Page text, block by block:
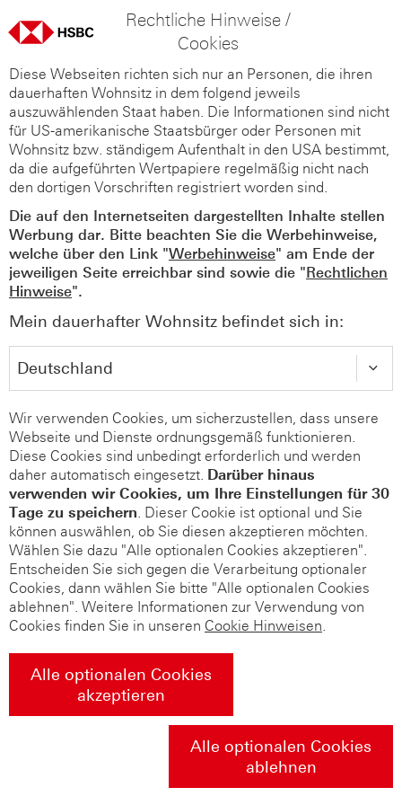
Rechtliche Hinweise /
Cookies
Diese Webseiten richten sich nur an Personen, die ihren
dauerhaften Wohnsitz in dem folgend jeweils
auszuwählenden Staat haben. Die Informationen sind nicht
für US-amerikanische Staatsbürger oder Personen mit
Wohnsitz bzw. ständigem Aufenthalt in den USA bestimmt,
da die aufgeführten Wertpapiere regelmäßig nicht nach
den dortigen Vorschriften registriert worden sind.
Die auf den Internetseiten dargestellten Inhalte stellen
Werbung dar. Bitte beachten Sie die Werbehinweise,
welche über den Link "Werbehinweise" am Ende der
jeweiligen Seite erreichbar sind sowie die "Rechtlichen
Hinweise".
Mein dauerhafter Wohnsitz befindet sich in:
Wir verwenden Cookies, um sicherzustellen, dass unsere
Webseite und Dienste ordnungsgemäß funktionieren.
Diese Cookies sind unbedingt erforderlich und werden
daher automatisch eingesetzt. Darüber hinaus
verwenden wir Cookies, um Ihre Einstellungen für 30
Tage zu speichern. Dieser Cookie ist optional und Sie
können auswählen, ob Sie diesen akzeptieren möchten.
Wählen Sie dazu "Alle optionalen Cookies akzeptieren".
Entscheiden Sie sich gegen die Verarbeitung optionaler
Cookies, dann wählen Sie bitte "Alle optionalen Cookies
ablehnen". Weitere Informationen zur Verwendung von
Cookies finden Sie in unseren Cookie Hinweisen.
Alle optionalen Cookies
akzeptieren
Alle optionalen Cookies
ablehnen